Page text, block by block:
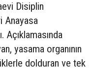
Disiplin
Anayasa
Açıklamasında
yasama organının
dolduran ve tek